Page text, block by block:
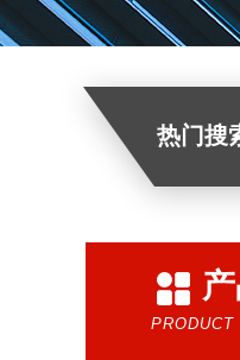
热门搜
PRODUCT